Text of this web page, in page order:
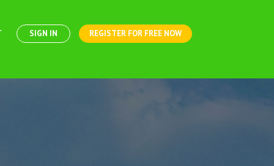
SIGN IN REGISTER FOR FREE NOW